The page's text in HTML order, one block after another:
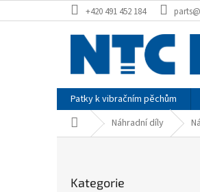
na
+420 491 452 184
Patky k vibračním pěchům
Domů Náhradní díly
kategorie
Kategorie